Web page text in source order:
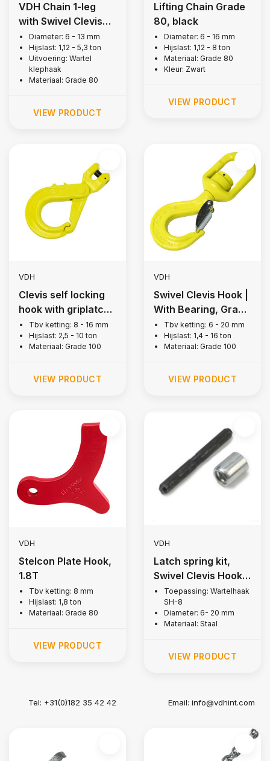
VDH Chain 1-leg
with Swivel Clevis
Hook, Grade 80
Diameter: 6 - 13 mm
Hijslast: 1,12 - 5,3 ton
Uitvoering: Wartel
klephaak
Materiaal: Grade 80
VIEW PRODUCT
Lifting Chain Grade
80, black
Diameter: 6 - 16 mm
Hijslast: 1,12 - 8 ton
Materiaal: Grade 80
Kleur: Zwart
VIEW PRODUCT
VDH
Clevis self locking
hook with griplatch,
grade 100
Tbv ketting: 8 - 16 mm
Hijslast: 2,5 - 10 ton
Materiaal: Grade 100
VIEW PRODUCT
VDH
Swivel Clevis Hook |
With Bearing, Grade
100Tbv ketting: 6 - 20 mm
Hijslast: 1,4 - 16 ton
Materiaal: Grade 100
VIEW PRODUCT
VDH
Stelcon Plate Hook,
1.8T
Tbv ketting: 8 mm
Hijslast: 1,8 ton
Materiaal: Grade 80
VIEW PRODUCT
VDH
Latch spring kit,
Swivel Clevis Hook,
Grade 80 - Copy
Toepassing: Wartelhaak
SH-8
Diameter: 6- 20 mm
Materiaal: Staal
VIEW PRODUCT
Tel: +31(0)182 35 42 42 Email:info@vdhint.com